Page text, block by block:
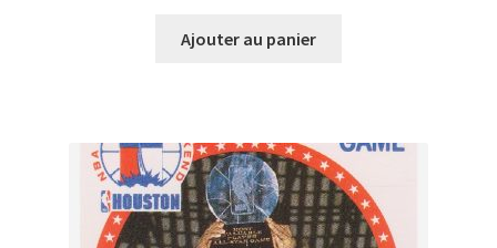
Ajouter au panier